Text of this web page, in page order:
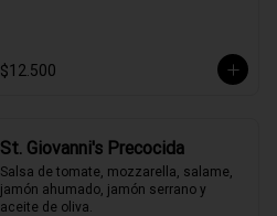
$12.500
St. Giovanni's Precocida
Salsa de tomate, mozzarella, salame,
jamón ahumado, jamón serrano y
aceite de oliva.